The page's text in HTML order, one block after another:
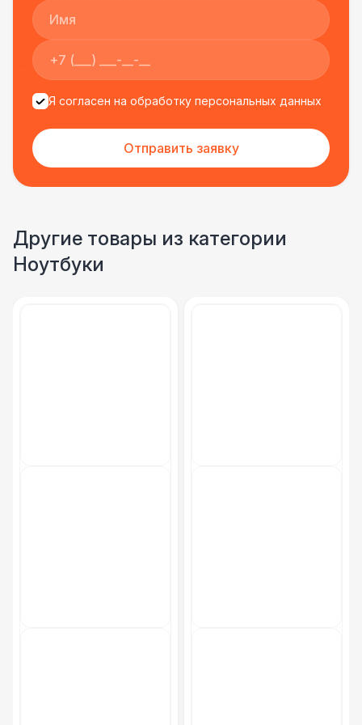
Я согласен на обработку персональных данных
Отправить заявку
Другие товары из категории
Ноутбуки